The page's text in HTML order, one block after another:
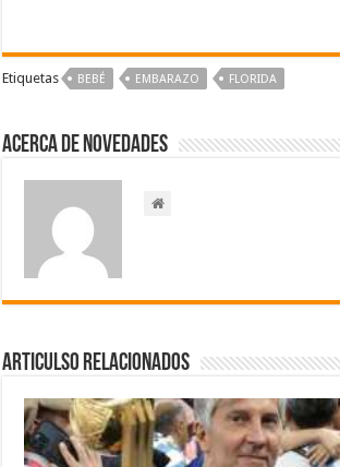
Etiquetas BEBÉ EMBARAZO FLORIDA
Acerca de NOVEDADES
Articulso Relacionados